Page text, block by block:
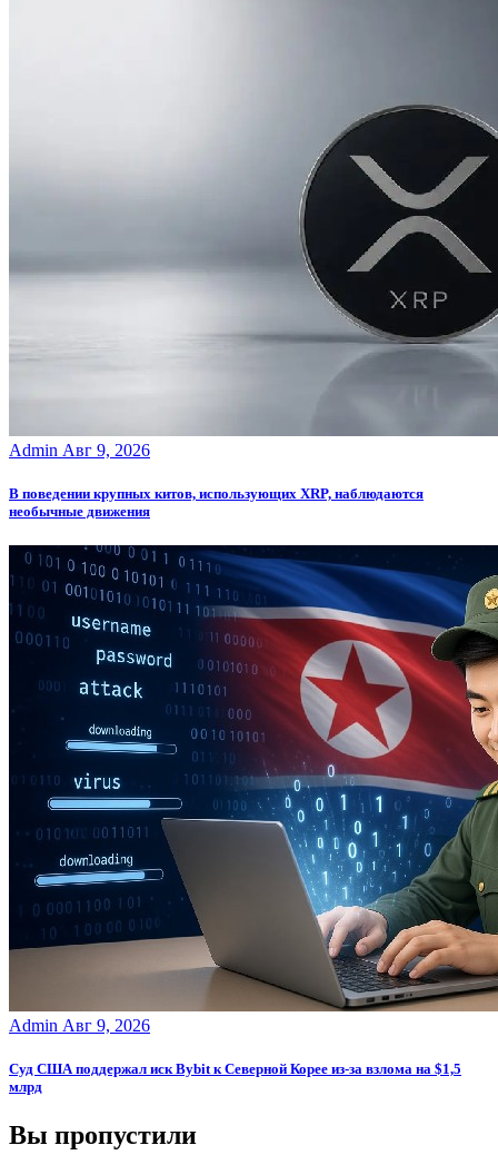
Admin Авг 9, 2026
В поведении крупных китов, использующих XRP, наблюдаются
необычные движения
Admin Авг 9, 2026
Суд США поддержал иск Bybit к Северной Корее из-за взлома на $1,5
млрд
Вы пропустили